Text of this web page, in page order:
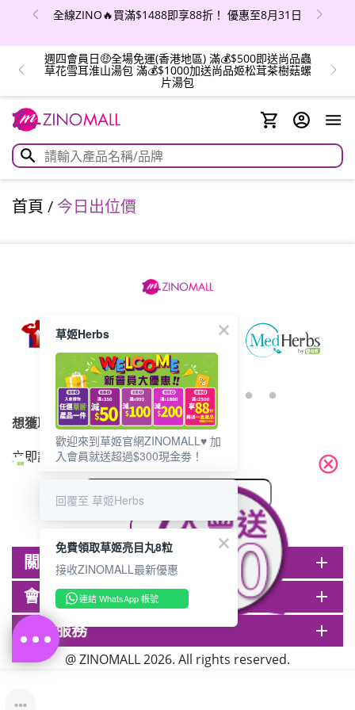
全線ZINO🔥買滿$1488即享88折！ 優惠至8月31日
週四會員日🤑全場免運(香港地區) 滿💰$500即送尚品蟲
草花雪耳淮山湯包 滿💰$1000加送尚品姬松茸茶樹菇螺
片湯包
首頁 / 今日出位價
想獲取最新的優惠資訊？
立即訂閱電子郵件!
關於ZINOMALL add
會員 add
客戶服務 add
@ ZINOMALL 2026. All rights reserved.
cancel
草姬Herbs
歡迎來到草姬官網ZINOMALL♥️ 加
入會員就送超過$300現金劵！
回覆至 草姬Herbs
免費領取草姬亮目丸8粒
接收ZINOMALL最新優惠
連結 WhatsApp 帳號